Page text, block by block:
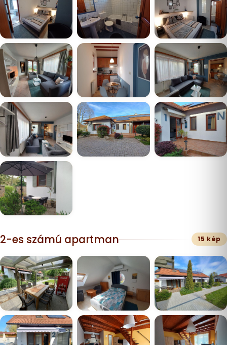
2-es számú apartman 15 kép